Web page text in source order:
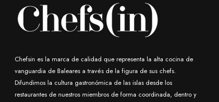
Chefsin es la marca de calidad que representa la alta cocina de
vanguardia de Baleares a través de la figura de sus chefs.
Difundimos la cultura gastronómica de las islas desde los
restaurantes de nuestros miembros de forma coordinada, dentro y